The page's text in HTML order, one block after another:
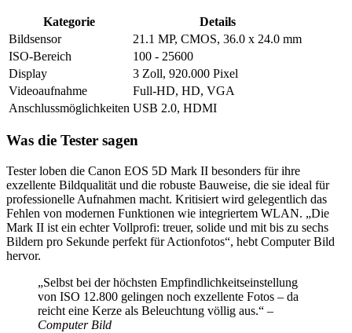
Kategorie
Details
Bildsensor
21.1 MP, CMOS, 36.0 x 24.0 mm
ISO-Bereich
100 - 25600
Display
3 Zoll, 920.000 Pixel
Videoaufnahme
Full-HD, HD, VGA
Anschlussmöglichkeiten USB 2.0, HDMI
Was die Tester sagen
Tester loben die Canon EOS 5D Mark II besonders für ihre
exzellente Bildqualität und die robuste Bauweise, die sie ideal für
professionelle Aufnahmen macht. Kritisiert wird gelegentlich das
Fehlen von modernen Funktionen wie integriertem WLAN. „Die
Mark II ist ein echter Vollprofi: treuer, solide und mit bis zu sechs
Bildern pro Sekunde perfekt für Actionfotos“, hebt Computer Bild
hervor.
„Selbst bei der höchsten Empfindlichkeitseinstellung
von ISO 12.800 gelingen noch exzellente Fotos – da
reicht eine Kerze als Beleuchtung völlig aus.“ –
Computer Bild